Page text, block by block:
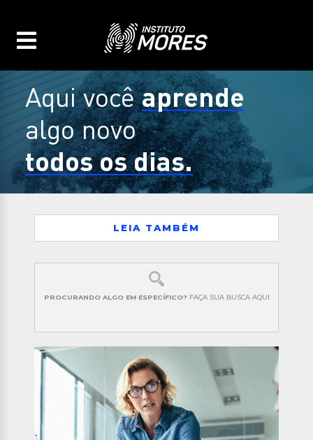
Aqui vocêaprende
algo novo
todos os dias.
LEIA TAMBÉM
PROCURANDO ALGO EM ESPECÍFICO? FAÇA SUA BUSCA AQUI